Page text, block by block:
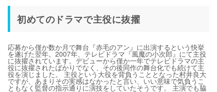
初めてのドラマで主役に抜擢
応募から僅か数か月で舞台『赤毛のアン』に出演するという快挙
を遂げた翌年。2007年、テレビドラマ『風魔の小次郎』にて主役
に抜擢されています。デビューから僅か一年でテレビドラマの主
役に抜擢されたばかりでなく、その後同作の舞台化でも続けて主
役を演じました。 主役という大役を背負うこととなった村井良大
ですが、あまりその実感はなかったと言い、いい意味で気負うこ
ともなく監督の指示通りに演技をしていたそうです。 主演でも脇